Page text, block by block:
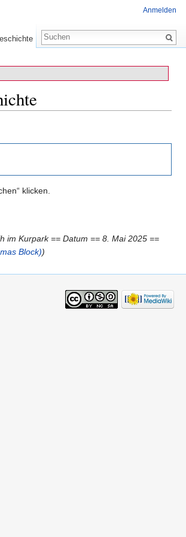
klicken.
im Kurpark == Datum == 8. Mai 2025 ==
Block))
Anmelden